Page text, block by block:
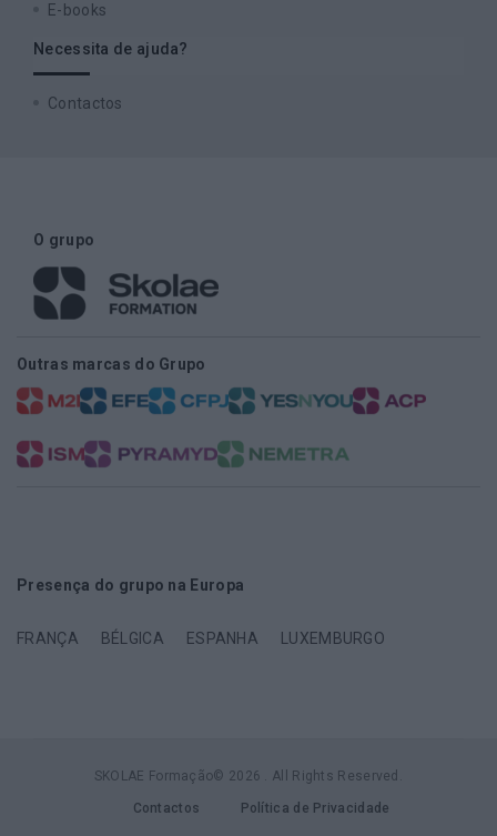
E-books
Necessita de ajuda?
Contactos
O grupo
Outras marcas do Grupo
Presença do grupo na Europa
FRANÇA BÉLGICA ESPANHA LUXEMBURGO
SKOLAE Formação© 2026 . All Rights Reserved.
Contactos Política de Privacidade